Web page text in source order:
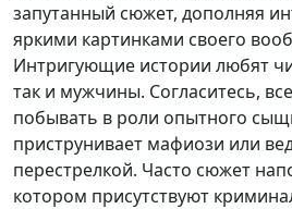
запутанный сюжет, дополняя
яркими картинками своего
Интригующие истории любят
так и мужчины. Согласитесь,
побывать в роли опытного
приструнивает мафиози или
перестрелкой. Часто сюжет
котором присутствуют